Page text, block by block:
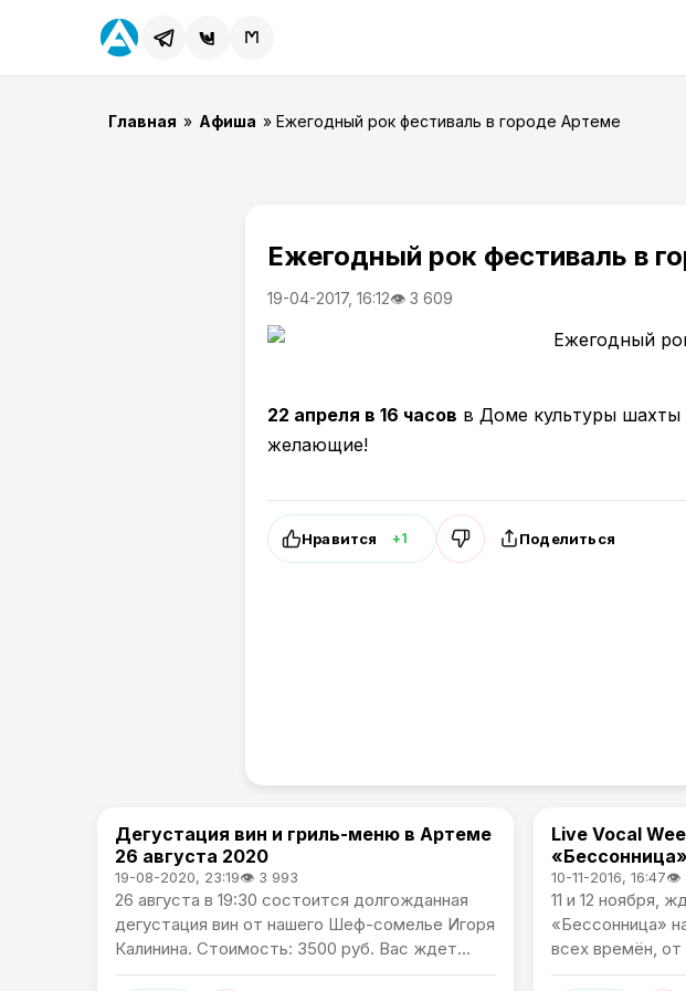
Главная » Афиша » Ежегодный рок фестиваль в городе Артеме
Ежегодный рок фестиваль в
19-04-2017, 16:12👁 3 609
22 апреля в 16 часов в Доме культуры шахты
желающие!
Нравится +1 Поделиться
Афиша
Дегустация вин и гриль-меню в Артеме
26 августа 2020
19-08-2020, 23:19👁 3 993
26 августа в 19:30 состоится долгожданная
дегустация вин от нашего Шеф-сомелье Игоря
Калинина. Стоимость: 3500 руб. Вас ждет...
Афиша
Live Vocal
«Бессонница»
10-11-2016, 16:47👁
11 и 12 ноября,
«Бессонница»
всех времён, от